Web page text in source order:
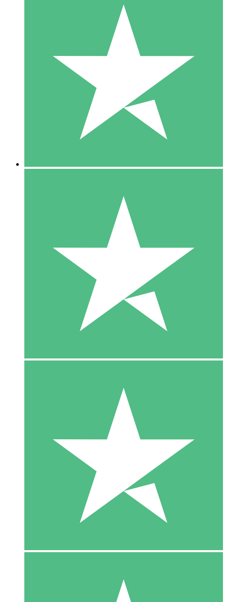
Individuele Creditpakketten
Betaal per gebruik met downloadtegoeden. Geen maandelijkse
1000
10 Downloaden
20 00